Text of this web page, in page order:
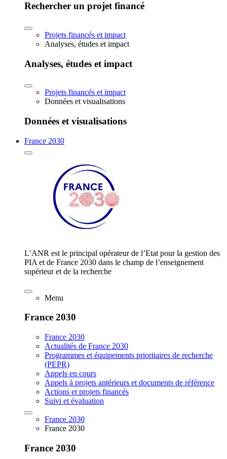
Rechercher un projet financé
Projets financés et impact
Analyses, études et impact
Analyses, études et impact
Projets financés et impact
Données et visualisations
Données et visualisations
France 2030
L’ANR est le principal opérateur de l’Etat pour la gestion des
PIA et de France 2030 dans le champ de l’enseignement
supérieur et de la recherche
Menu
France 2030
France 2030
Actualités de France 2030
Programmes et équipements prioritaires de recherche
(PEPR)
Appels en cours
Appels à projets antérieurs et documents de référence
Actions et projets financés
Suivi et évaluation
France 2030
France 2030
France 2030